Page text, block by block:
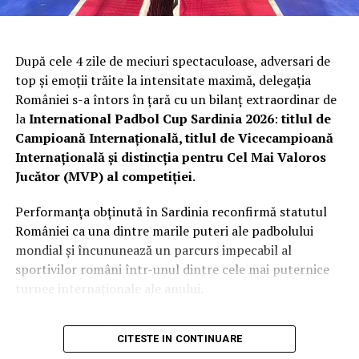
După cele 4 zile de meciuri spectaculoase, adversari de
top și emoții trăite la intensitate maximă, delegația
României s-a întors în țară cu un bilanț extraordinar de
laInternational Padbol Cup Sardinia 2026:titlul de
Campioană Internațională, titlul de Vicecampioană
Internațională și distincția pentru Cel Mai Valoros
Jucător (MVP) al competiției.
Performanța obținută în Sardinia reconfirmă statutul
României ca una dintre marile puteri ale padbolului
mondial și încununează un parcurs impecabil al
sportivilor români într-unul dintre cele mai puternice
turnee internaționale ale anului.
Un parcurs perfect până în semifinale
CITESTE IN CONTINUARE